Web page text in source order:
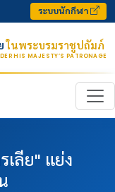
ระบบนักกีฬา
ในพระบรมราชูปถัมภ์
HIS MAJESTY’S PATRONAGE
ลีย" แย่ง